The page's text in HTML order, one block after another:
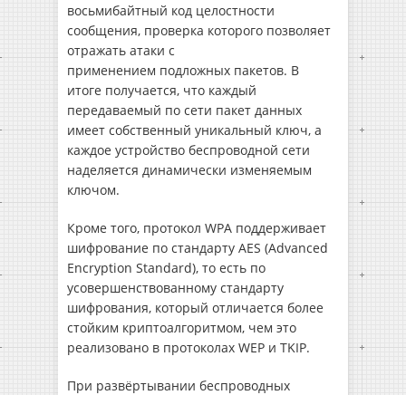
восьмибайтный код целостности
сообщения, проверка которого позволяет
отражать атаки с
применением подложных пакетов. В
итоге получается, что каждый
передаваемый по сети пакет данных
имеет собственный уникальный ключ, а
каждое устройство беспроводной сети
наделяется динамически изменяемым
ключом.
Кроме того, протокол WPA поддерживает
шифрование по стандарту AES (Advanced
Encryption Standard), то есть по
усовершенствованному стандарту
шифрования, который отличается более
стойким криптоалгоритмом, чем это
реализовано в протоколах WEP и TKIP.
При развёртывании беспроводных